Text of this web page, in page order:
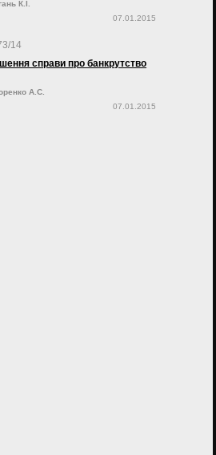
К.І.
07.01.2015
14
справи про банкрутство
А.С.
07.01.2015